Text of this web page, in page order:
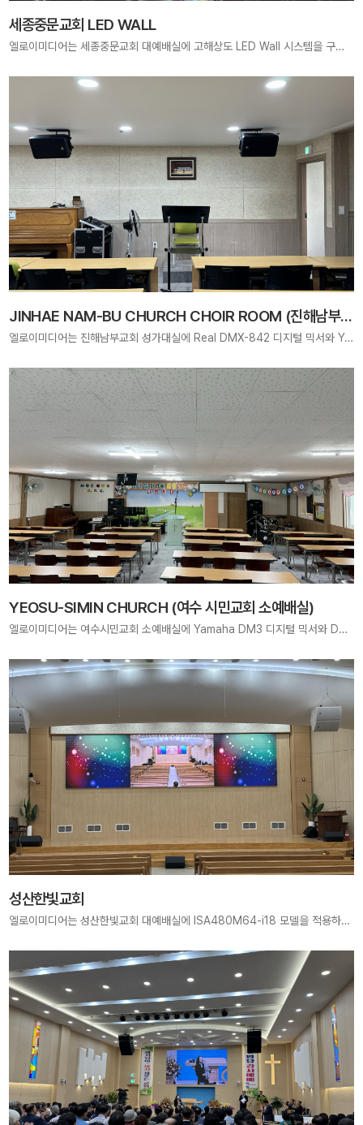
세종중문교회 LED WALL
엘로이미디어는 세종중문교회 대예배실에 고해상도 LED Wall 시스템을 구축하여, 예배 중 말씀과 찬양이 더욱 선명하고 몰입감 있게 전달될 수 있도록 최적화된 영상 환경을 제공하였습니다. 현장 규모와 예배 스타일에 맞춘 맞춤형 설계와 시공을 통해 안정적이고 품격 있는 예배 공간을 완성했습니다.
JINHAE NAM-BU CHURCH CHOIR ROOM (진해남부교회 성가대실)
엘로이미디어는 진해남부교회 성가대실에 Real DMX-842 디지털 믹서와 Yamaha DBR-10 스피커를 적용하여, 성가대의 찬양이 더욱 선명하고 풍성하게 전달될 수 있는 최적의 음향 시스템을 구축하였습니다. 안정적인 사운드로 예배의 깊이를 더했습니다.
YEOSU-SIMIN CHURCH (여수 시민교회 소예배실)
엘로이미디어는 여수시민교회 소예배실에 Yamaha DM3 디지털 믹서와 DBR-10 스피커를 적용하여, 소예배 및 다양한 모임에서 선명하고 안정적인 사운드를 제공하는 최적의 음향 시스템을 구축하였습니다. 작은 공간에서도 깊이 있는 예배를 지원합니다.
성산한빛교회
엘로이미디어는 성산한빛교회 대예배실에 ISA480M64-i18 모델을 적용하여 8960mm × 2240mm 크기의 대형 LED Display를 구축하였습니다. 넓은 화면과 선명한 화질로 예배의 몰입도를 높였으며, 모든 성도가 하나님의 은혜 안에서 깊이 있는 예배를 드릴 수 있도록 지원했습니다.